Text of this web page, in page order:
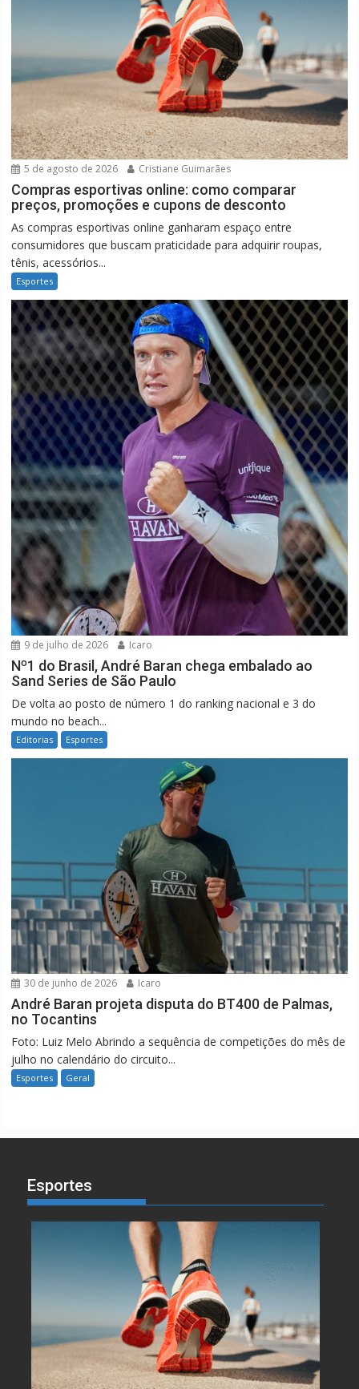
5 de agosto de 2026 Cristiane Guimarães
Compras esportivas online: como comparar
preços, promoções e cupons de desconto
As compras esportivas online ganharam espaço entre
consumidores que buscam praticidade para adquirir roupas,
tênis, acessórios...
Esportes
9 de julho de 2026 Icaro
Nº1 do Brasil, André Baran chega embalado ao
Sand Series de São Paulo
De volta ao posto de número 1 do ranking nacional e 3 do
mundo no beach...
Editorias Esportes
30 de junho de 2026 Icaro
André Baran projeta disputa do BT400 de Palmas,
no Tocantins
Foto: Luiz Melo Abrindo a sequência de competições do mês de
julho no calendário do circuito...
Esportes Geral
Esportes